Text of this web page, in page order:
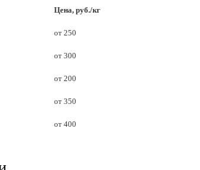
Цена, руб./кг
от 250
от 300
от 200
от 350
от 400